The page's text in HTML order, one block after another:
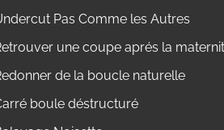
Pas Comme les Autres
une coupe aprés la
de la boucle naturelle
boule déstructuré